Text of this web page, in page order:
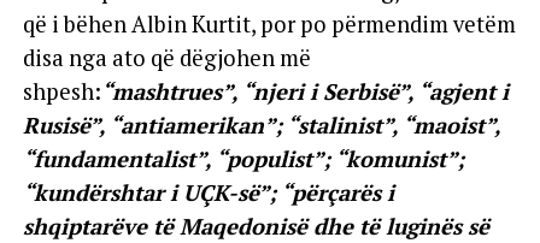
që i bëhen Albin Kurtit, por po përmendim vetëm
disa nga ato që dëgjohen më
shpesh: “mashtrues”, “njeri i Serbisë”, “agjent i
Rusisë”, “antiamerikan”; “stalinist”, “maoist”,
“fundamentalist”, “populist”; “komunist”;
“kundërshtar i UÇK-së”; “përçarës i
shqiptarëve të Maqedonisë dhe të luginës së